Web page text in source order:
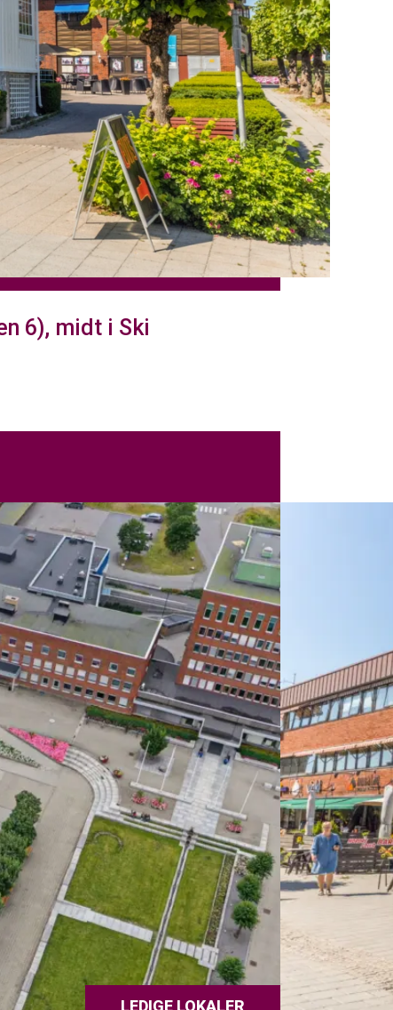
6), midt i Ski
LEDIGE LOKALER